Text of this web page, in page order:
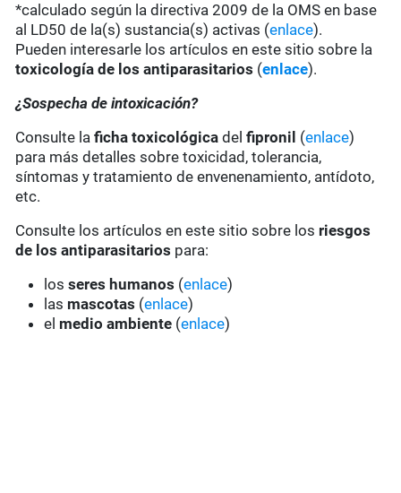
*calculado según la directiva 2009 de la OMS en base
al LD50 de la(s) sustancia(s) activas (enlace).
Pueden interesarle los artículos en este sitio sobre la
toxicología de los antiparasitarios (enlace).
¿Sospecha de intoxicación?
Consulte laficha toxicológica delfipronil (enlace)
para más detalles sobre toxicidad, tolerancia,
síntomas y tratamiento de envenenamiento, antídoto,
etc.
Consulte los artículos en este sitio sobre los riesgos
de los antiparasitarios para:
losseres humanos (enlace)
las mascotas (enlace)
el medio ambiente (enlace)